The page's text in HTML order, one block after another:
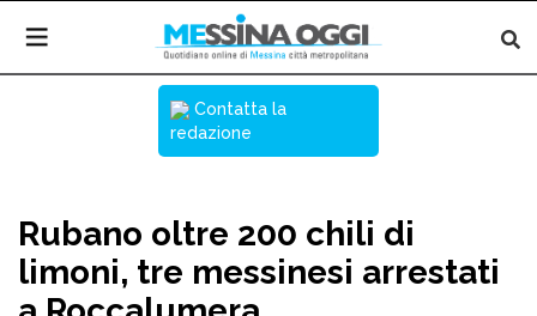
Contatta la
redazione
Rubano oltre 200 chili di
limoni, tre messinesi arrestati